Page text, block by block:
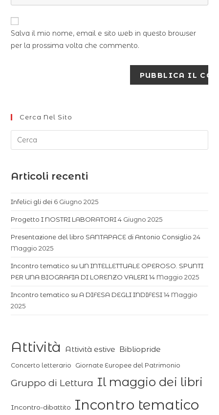
Salva il mio nome, email e sito web in questo browser
per la prossima volta che commento.
Cerca Nel Sito
Articoli recenti
Infelici gli dei 6 Giugno 2025
Progetto I NOSTRI LABORATORI 4 Giugno 2025
Presentazione del libro SANTAPACE di Antonio Consiglio 24
Maggio 2025
Incontro tematico su UN INTELLETTUALE OPEROSO. SPUNTI
PER UNA BIOGRAFIA DI LORENZO VALERI 14 Maggio 2025
Incontro tematico su A DIFESA DEGLI INDIFESI 14 Maggio
2025
Attività Attività estive Bibliopride
Concerto letterario Giornate Europee del Patrimonio
Gruppo di Lettura Il maggio dei libri
Incontro-dibattito Incontro tematico